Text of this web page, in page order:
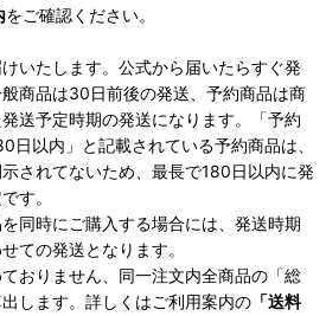
をご確認ください。
いたします。公式から届いたらすぐ発
商品は30日前後の発送、予約商品は商
送予定時期の発送になります。「予約
日以内」と記載されている予約商品は、
されてないため、最長で180日以内に発
す。
同時にご購入する場合には、発送時期
ての発送となります。
おりません、同一注文内全商品の「総
します。詳しくはご利用案内の 「送料